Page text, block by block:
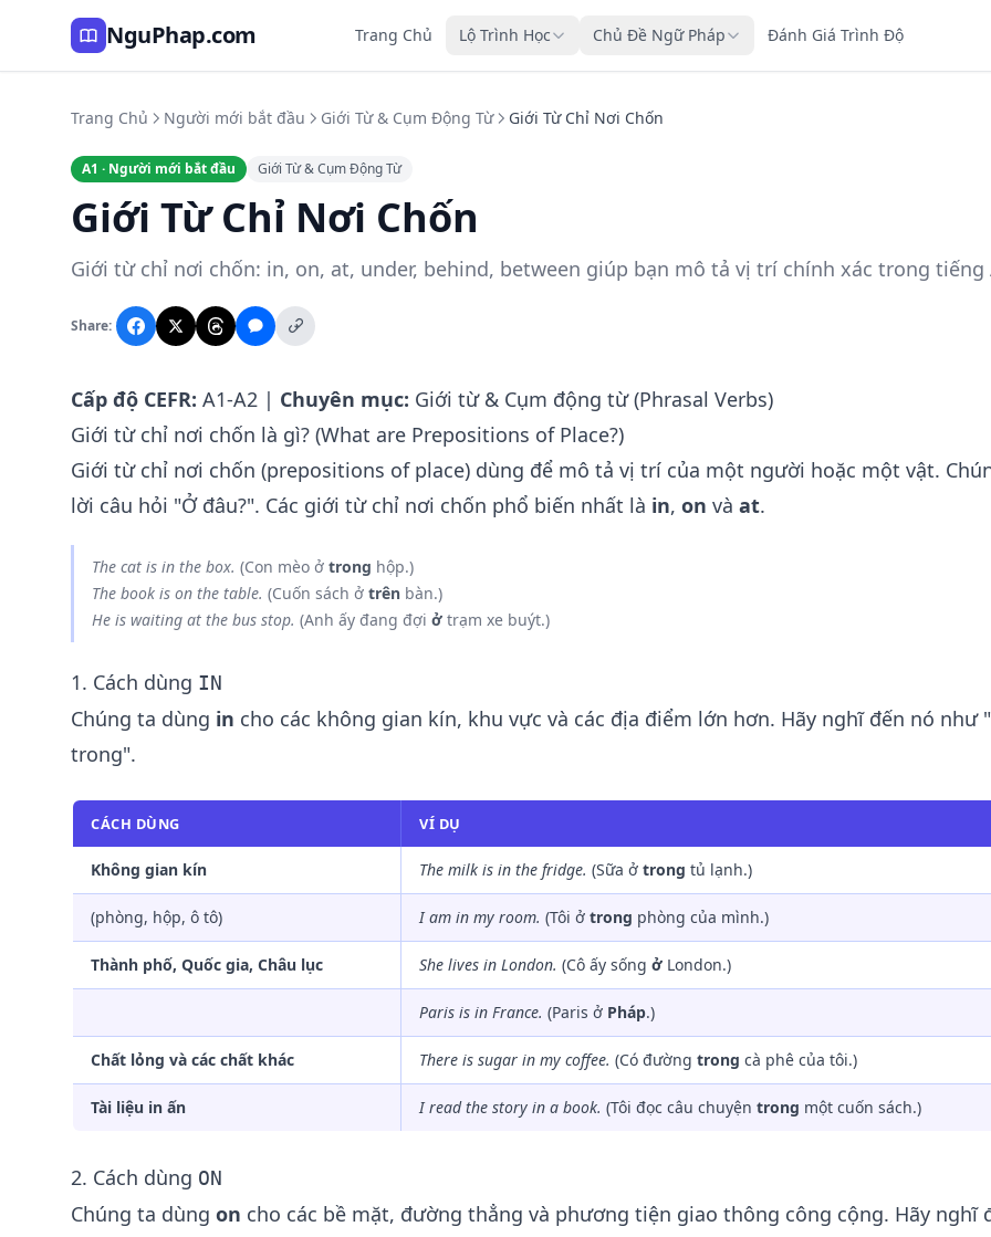
NguPhap.com Trang Chủ Lộ Trình Học Chủ Đề Ngữ Pháp Đánh Giá Trình Độ
Trang Chủ Người mới bắt đầu Giới Từ & Cụm Động Từ Giới Từ Chỉ Nơi Chốn
A1 · Người mới bắt đầu Giới Từ & Cụm Động Từ
Giới Từ Chỉ Nơi Chốn
Giới từ chỉ nơi chốn: in, on, at, under, behind, between giúp bạn mô tả vị trí chính xác trong tiếng
Share:
Cấp độ CEFR: A1-A2 | Chuyên mục: Giới từ & Cụm động từ (Phrasal Verbs)
Giới từ chỉ nơi chốn là gì? (What are Prepositions of Place?)
Giới từ chỉ nơi chốn (prepositions of place) dùng để mô tả vị trí của một người hoặc một vật.
lời câu hỏi "Ở đâu?". Các giới từ chỉ nơi chốn phổ biến nhất là in, on và at.
The cat is in the box. (Con mèo ở trong hộp.)
The book is on the table. (Cuốn sách ở trên bàn.)
He is waiting at the bus stop. (Anh ấy đang đợi ở trạm xe buýt.)
1. Cách dùng IN
Chúng ta dùng in cho các không gian kín, khu vực và các địa điểm lớn hơn. Hãy nghĩ đến nó như
trong".
CÁCH DÙNG VÍ DỤ
Không gian kín The milk is in the fridge. (Sữa ở trong tủ lạnh.)
(phòng, hộp, ô tô) I am in my room. (Tôi ở trong phòng của mình.)
Thành phố, Quốc gia, Châu lục She lives in London. (Cô ấy sống ở London.)
Paris is in France. (Paris ở Pháp.)
Chất lỏng và các chất khác There is sugar in my coffee. (Có đường trong cà phê của tôi.)
Tài liệu in ấn I read the story in a book. (Tôi đọc câu chuyện trong một cuốn sách.)
2. Cách dùng ON
Chúng ta dùng on cho các bề mặt, đường thẳng và phương tiện giao thông công cộng. Hãy nghĩ